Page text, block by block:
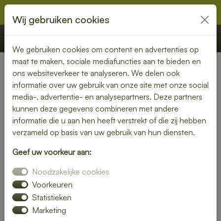
€ 0,00 Offerte Bestellen
Nederland»Limburg» Schin op Geul
Lunch bezorgen in Schin op
Geul – smaakvol en
gemakkelijk
in Schin op Geul en geniet van verse gerechten op jouw
gewenste locatie. Van kleurrijke salades tot knapperige
broodjes – wij bezorgen jouw lunch vers en op tijd.
Plaats eenvoudig je bestelling online en laat je verrassen
Wij gebruiken cookies
We gebruiken cookies om content en advertenties op
maat te maken, sociale mediafuncties aan te bieden en
ons websiteverkeer te analyseren. We delen ook
informatie over uw gebruik van onze site met onze social
media-, advertentie- en analysepartners. Deze partners
kunnen deze gegevens combineren met andere
informatie die u aan hen heeft verstrekt of die zij hebben
verzameld op basis van uw gebruik van hun diensten.
Geef uw voorkeur aan:
Noodzakelijke cookies
Voorkeuren
Statistieken
Marketing